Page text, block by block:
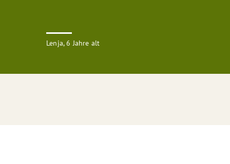
Lenja, 6 Jahre alt